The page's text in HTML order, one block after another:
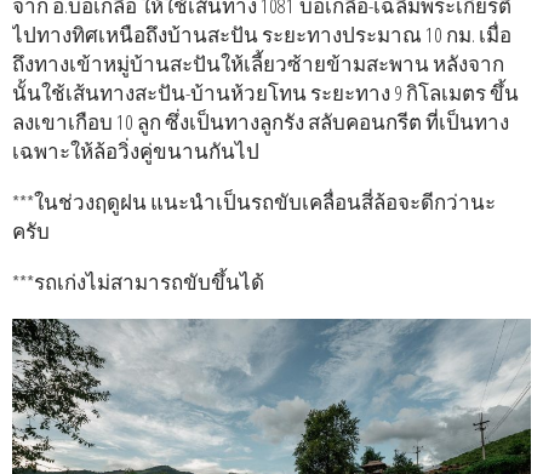
จาก อ.บ่อเกลือ ให้ใช้เส้นทาง 1081 บ่อเกลือ-เฉลิมพระเกียรติ
ไปทางทิศเหนือถึงบ้านสะปัน ระยะทางประมาณ 10 กม. เมื่อ
ถึงทางเข้าหมู่บ้านสะปันให้เลี้ยวซ้ายข้ามสะพาน หลังจาก
นั้นใช้เส้นทางสะปัน-บ้านห้วยโทน ระยะทาง 9 กิโลเมตร ขึ้น
ลงเขาเกือบ 10 ลูก ซึ่งเป็นทางลูกรัง สลับคอนกรีต ที่เป็นทาง
เฉพาะให้ล้อวิ่งคู่ขนานกันไป
***ในช่วงฤดูฝน แนะนำเป็นรถขับเคลื่อนสี่ล้อจะดีกว่านะ
ครับ
***รถเก่งไม่สามารถขับขึ้นได้